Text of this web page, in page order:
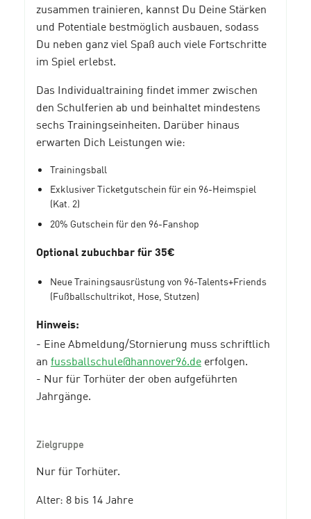
zusammen trainieren, kannst Du Deine Stärken
und Potentiale bestmöglich ausbauen, sodass
Du neben ganz viel Spaß auch viele Fortschritte
im Spiel erlebst.
Das Individualtraining findet immer zwischen
den Schulferien ab und beinhaltet mindestens
sechs Trainingseinheiten. Darüber hinaus
erwarten Dich Leistungen wie:
Trainingsball
Exklusiver Ticketgutschein für ein 96-Heimspiel
(Kat. 2)
20% Gutschein für den 96-Fanshop
Optional zubuchbar für 35€
Neue Trainingsausrüstung von 96-Talents+Friends
(Fußballschultrikot, Hose, Stutzen)
Hinweis:
- Eine Abmeldung/Stornierung muss schriftlich
an fussballschule@hannover96.de erfolgen.
- Nur für Torhüter der oben aufgeführten
Jahrgänge.
Zielgruppe
Nur für Torhüter.
Alter: 8 bis 14 Jahre